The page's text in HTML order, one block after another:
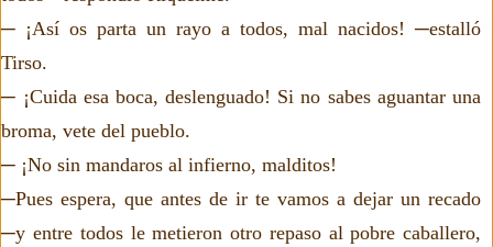
─ ¡Así os parta un rayo a todos, mal nacidos! ─estalló
Tirso.
─ ¡Cuida esa boca, deslenguado! Si no sabes aguantar una
broma, vete del pueblo.
─ ¡No sin mandaros al infierno, malditos!
─Pues espera, que antes de ir te vamos a dejar un recado
─y entre todos le metieron otro repaso al pobre caballero,